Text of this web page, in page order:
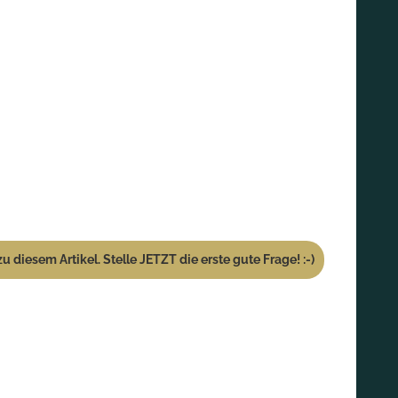
diesem Artikel. Stelle JETZT die erste gute Frage! :-)